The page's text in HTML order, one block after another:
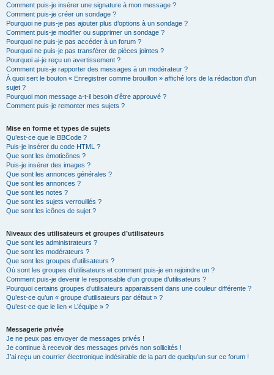
Comment puis-je insérer une signature à mon message ?
Comment puis-je créer un sondage ?
Pourquoi ne puis-je pas ajouter plus d’options à un sondage ?
Comment puis-je modifier ou supprimer un sondage ?
Pourquoi ne puis-je pas accéder à un forum ?
Pourquoi ne puis-je pas transférer de pièces jointes ?
Pourquoi ai-je reçu un avertissement ?
Comment puis-je rapporter des messages à un modérateur ?
À quoi sert le bouton « Enregistrer comme brouillon » affiché lors de la rédaction d’un
sujet ?
Pourquoi mon message a-t-il besoin d’être approuvé ?
Comment puis-je remonter mes sujets ?
Mise en forme et types de sujets
Qu’est-ce que le BBCode ?
Puis-je insérer du code HTML ?
Que sont les émoticônes ?
Puis-je insérer des images ?
Que sont les annonces générales ?
Que sont les annonces ?
Que sont les notes ?
Que sont les sujets verrouillés ?
Que sont les icônes de sujet ?
Niveaux des utilisateurs et groupes d’utilisateurs
Que sont les administrateurs ?
Que sont les modérateurs ?
Que sont les groupes d’utilisateurs ?
Où sont les groupes d’utilisateurs et comment puis-je en rejoindre un ?
Comment puis-je devenir le responsable d’un groupe d’utilisateurs ?
Pourquoi certains groupes d’utilisateurs apparaissent dans une couleur différente ?
Qu’est-ce qu’un « groupe d’utilisateurs par défaut » ?
Qu’est-ce que le lien « L’équipe » ?
Messagerie privée
Je ne peux pas envoyer de messages privés !
Je continue à recevoir des messages privés non sollicités !
J’ai reçu un courrier électronique indésirable de la part de quelqu’un sur ce forum !